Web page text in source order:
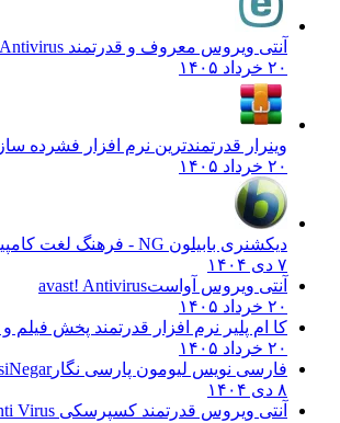
آنتی ویروس معروف و قدرتمند NOD32
۲۰ خرداد ۱۴۰۵
وینرار قدرتمندترین نرم افزار فشرده
۲۰ خرداد ۱۴۰۵
دیکشنری بابیلون NG - فرهنگ لغت کامپیوتر
۷ دی ۱۴۰۴
آنتی ویروس آواستavast! Antivirus
۲۰ خرداد ۱۴۰۵
کا ام پلیر نرم افزار قدرتمند پخش فیلم و
۲۰ خرداد ۱۴۰۵
فارسی نویس لیومون پارسی نگار
۸ دی ۱۴۰۴
آنتی ویروس قدرتمند کسپرسکی 2025 Virus